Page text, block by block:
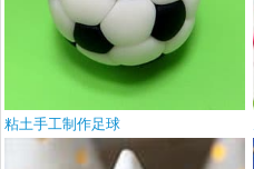
粘土手工制作足球